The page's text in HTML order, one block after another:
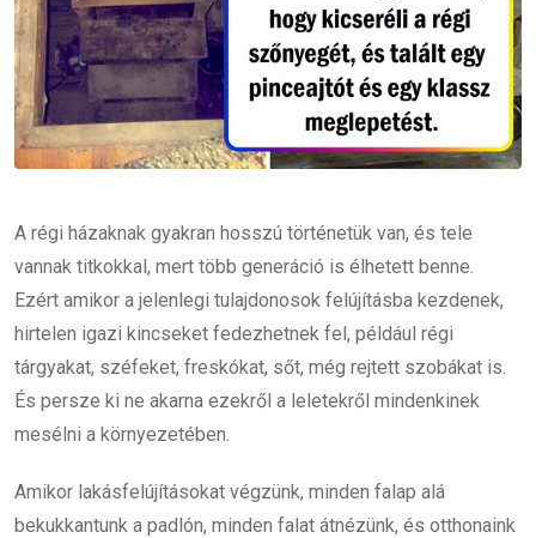
A régi házaknak gyakran hosszú történetük van, és tele
vannak titkokkal, mert több generáció is élhetett benne.
Ezért amikor a jelenlegi tulajdonosok felújításba kezdenek,
hirtelen igazi kincseket fedezhetnek fel, például régi
tárgyakat, széfeket, freskókat, sőt, még rejtett szobákat is.
És persze ki ne akarna ezekről a leletekről mindenkinek
mesélni a környezetében.
Amikor lakásfelújításokat végzünk, minden falap alá
bekukkantunk a padlón, minden falat átnézünk, és otthonaink